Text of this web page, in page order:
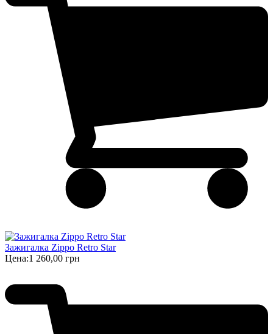
Зажигалка Zippo Retro Star
Цена:1 260,00 грн